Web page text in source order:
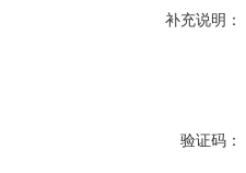
补充说明：
验证码：